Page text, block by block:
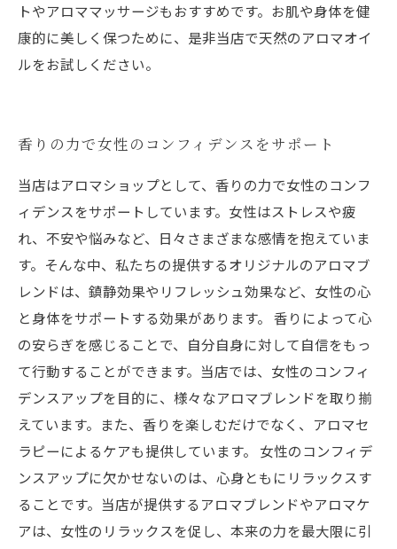
トやアロママッサージもおすすめです。お肌や身体を健
康的に美しく保つために、是非当店で天然のアロマオイ
ルをお試しください。
香りの力で女性のコンフィデンスをサポート
当店はアロマショップとして、香りの力で女性のコンフ
ィデンスをサポートしています。女性はストレスや疲
れ、不安や悩みなど、日々さまざまな感情を抱えていま
す。そんな中、私たちの提供するオリジナルのアロマブ
レンドは、鎮静効果やリフレッシュ効果など、女性の心
と身体をサポートする効果があります。 香りによって心
の安らぎを感じることで、自分自身に対して自信をもっ
て行動することができます。当店では、女性のコンフィ
デンスアップを目的に、様々なアロマブレンドを取り揃
えています。また、香りを楽しむだけでなく、アロマセ
ラピーによるケアも提供しています。 女性のコンフィデ
ンスアップに欠かせないのは、心身ともにリラックスす
ることです。当店が提供するアロマブレンドやアロマケ
アは、女性のリラックスを促し、本来の力を最大限に引